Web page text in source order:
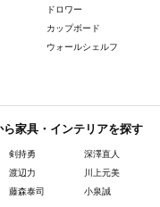
ドロワー
カップボード
ウォールシェルフ
家具・インテリアを探す
剣持勇
深澤直人
渡辺力
川上元美
藤森泰司
小泉誠